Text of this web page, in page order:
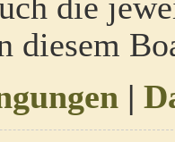
die
diesem
|